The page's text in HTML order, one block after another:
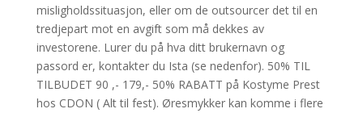
misligholdssituasjon, eller om de outsourcer det til en
tredjepart mot en avgift som må dekkes av
investorene. Lurer du på hva ditt brukernavn og
passord er, kontakter du Ista (se nedenfor). 50% TIL
TILBUDET 90 ,- 179,- 50% RABATT på Kostyme Prest
hos CDON ( Alt til fest). Øresmykker kan komme i flere